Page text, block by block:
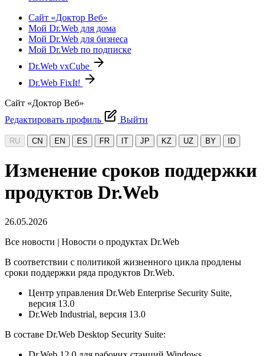
Сайт «Доктор Веб»
Мой Dr.Web для дома
Мой Dr.Web для бизнеса
Мой Dr.Web по подписке
Dr.Web vxCube
Dr.Web FixIt!
Сайт «Доктор Веб»
Редактировать профиль
Выйти
RU CN EN ES FR IT JP KZ UZ BY ID
Изменение сроков поддержки
продуктов Dr.Web
26.05.2026
Все новости | Новости о продуктах Dr.Web
В соответствии с политикой жизненного цикла продлены
сроки поддержки ряда продуктов Dr.Web.
Центр управления Dr.Web Enterprise Security Suite,
версия 13.0
Dr.Web Industrial, версия 13.0
В составе Dr.Web Desktop Security Suite: